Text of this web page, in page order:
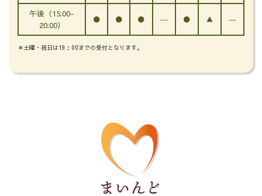
午後（15:00-
20:00）
● ● ● ― ● ▲ ―
＊土曜・祝日は19：00までの受付となります。